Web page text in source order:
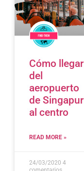
Cómo llegar
del
aeropuerto
de Singapur
al centro
READ MORE »
24/03/2020 4